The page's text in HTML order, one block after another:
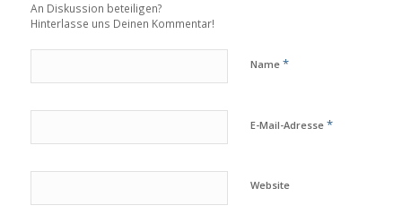
An Diskussion beteiligen?
Hinterlasse uns Deinen Kommentar!
Name *
E-Mail-Adresse *
Website